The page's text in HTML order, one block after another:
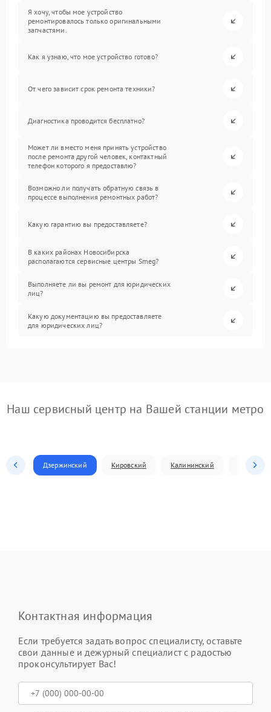
Я хочу, чтобы мое устройство
ремонтировалось только оригинальными
запчастями.
Как я узнаю, что мое устройство готово?
От чего зависит срок ремонта техники?
Диагностика проводится бесплатно?
Может ли вместо меня принять устройство
после ремонта другой человек, контактный
телефон которого я предоставлю?
Возможно ли получать обратную связь в
процессе выполнения ремонтных работ?
Какую гарантию вы предоставляете?
В каких районах Новосибирска
располагаются сервисные центры Smeg?
Выполняете ли вы ремонт для юридических
лиц?
Какую документацию вы предоставляете
для юридических лиц?
Наш сервисный центр на Вашей станции метро
Дзержинский Кировский Калининский
Контактная информация
Если требуется задать вопрос специалисту, оставьте
свои данные и дежурный специалист с радостью
проконсультирует Вас!